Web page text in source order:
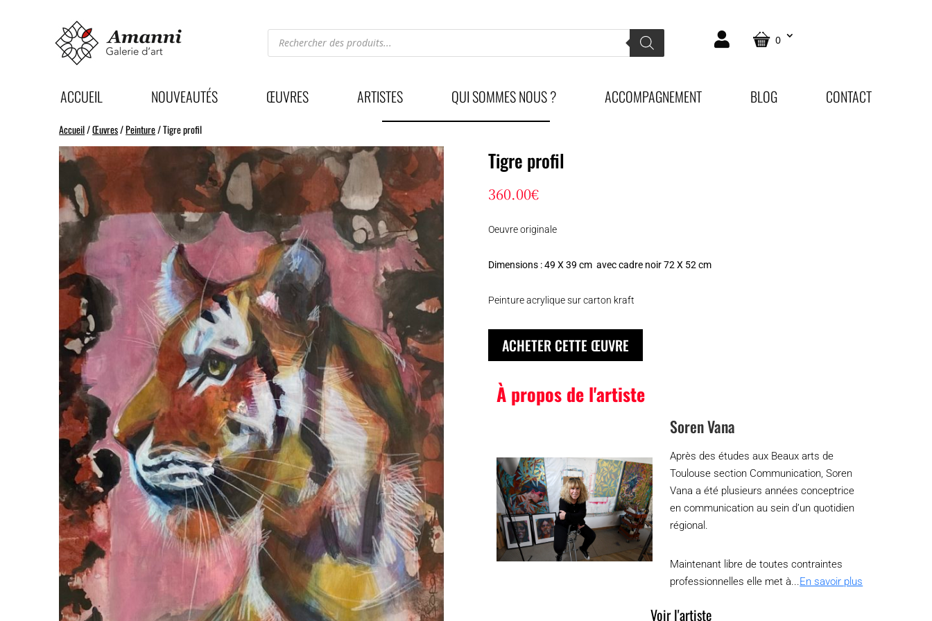
Recherche
de
produits
0
ACCUEIL NOUVEAUTÉS ŒUVRES ARTISTES QUI SOMMES NOUS ? ACCOMPAGNEMENT BLOG CONTACT
Accueil/Œuvres/Peinture/ Tigre profil
Tigre profil
360.00€
Oeuvre originale
Dimensions : 49 X 39 cm avec cadre noir 72 X 52 cm
Peinture acrylique sur carton kraft
ACHETER CETTE ŒUVRE
À propos de l'artiste
Soren Vana
Après des études aux Beaux arts de
Toulouse section Communication, Soren
Vana a été plusieurs années conceptrice
en communication au sein d’un quotidien
régional.
Maintenant libre de toutes contraintes
professionnelles elle met à...En savoir plus
Voir l'artiste